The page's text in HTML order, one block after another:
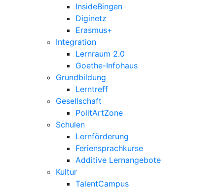
InsideBingen
Diginetz
Erasmus+
Integration
Lernraum 2.0
Goethe-Infohaus
Grundbildung
Lerntreff
Gesellschaft
PolitArtZone
Schulen
Lernförderung
Feriensprachkurse
Additive Lernangebote
Kultur
TalentCampus